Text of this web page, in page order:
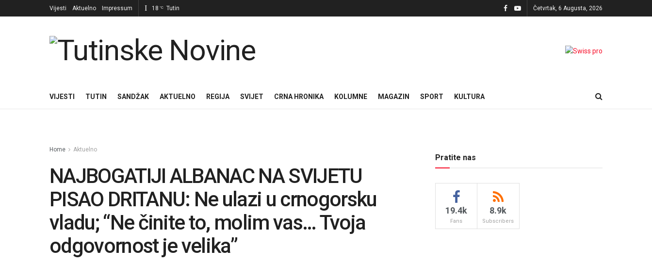
Vijesti Aktuelno Impressum 18 °C Tutin Četvrtak, 6 Augusta, 2026
VIJESTI TUTIN SANDŽAK AKTUELNO REGIJA SVIJET CRNA HRONIKA KOLUMNE MAGAZIN SPORT KULTURA
Home Aktuelno
NAJBOGATIJI ALBANAC NA SVIJETU
PISAO DRITANU: Ne ulazi u crnogorsku
vladu; “Ne činite to, molim vas… Tvoja
odgovornost je velika”
Pratite nas
19.4k
Fans
8.9k
Subscribers